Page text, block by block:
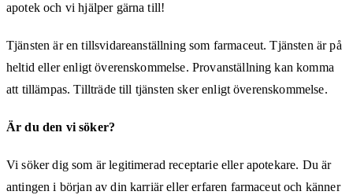
apotek och vi hjälper gärna till!
Tjänsten är en tillsvidareanställning som farmaceut. Tjänsten är på
heltid eller enligt överenskommelse. Provanställning kan komma
att tillämpas. Tillträde till tjänsten sker enligt överenskommelse.
Är du den vi söker?
Vi söker dig som är legitimerad receptarie eller apotekare. Du är
antingen i början av din karriär eller erfaren farmaceut och känner